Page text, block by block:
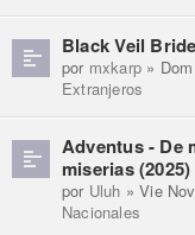
Black Veil
por mxkarp» Dom
Extranjeros
Adventus - De
miserias (2025)
por Uluh » Vie
Nacionales